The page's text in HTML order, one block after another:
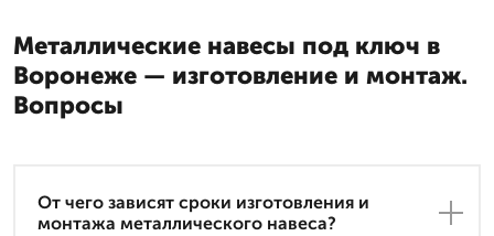
Металлические навесы под ключ в
Воронеже — изготовление и монтаж.
Вопросы
От чего зависят сроки изготовления и
монтажа металлического навеса?